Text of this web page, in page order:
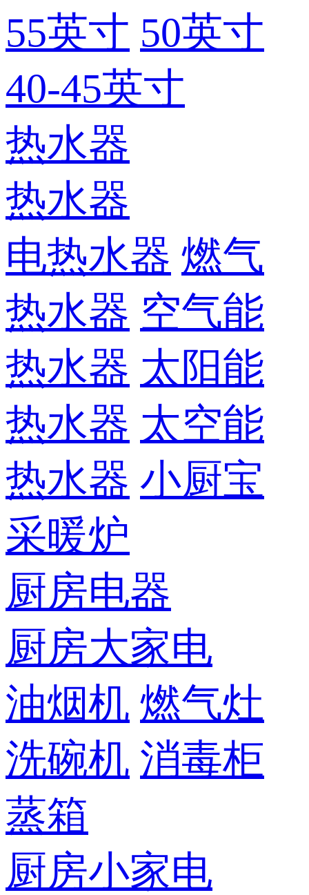
55英寸 50英寸
40-45英寸
热水器
热水器
电热水器 燃气
热水器 空气能
热水器 太阳能
热水器 太空能
热水器 小厨宝
采暖炉
厨房电器
厨房大家电
油烟机 燃气灶
洗碗机 消毒柜
蒸箱
厨房小家电